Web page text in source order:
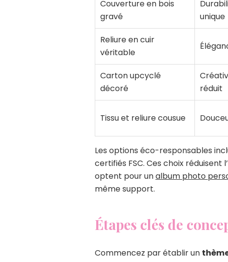
Couverture en bois
gravé
unique
Reliure en cuir
véritable
Carton upcyclé
décoré
réduit
Tissu et reliure cousue
Les options éco-responsables
certifiés FSC. Ces choix
optent pour unalbum photo
même support.
Étapes clés de
Commencez par établir un